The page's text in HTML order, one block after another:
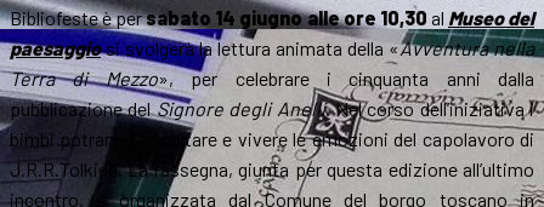
Bibliofeste è persabato 14 giugno alle ore 10,30 al Museo del
paesaggiosi svolgerà la lettura animata della «Avventura nella
Terra di Mezzo», per celebrare i cinquanta anni dalla
pubblicazione delSignore degli Anelli. Nel corso dell’iniziativa i
bimbi potranno ascoltare e vivere le emozioni del capolavoro di
J.R.R.Tolkien. La rassegna, giunta per questa edizione all’ultimo
incontro, è organizzata dal Comune del borgo toscano in